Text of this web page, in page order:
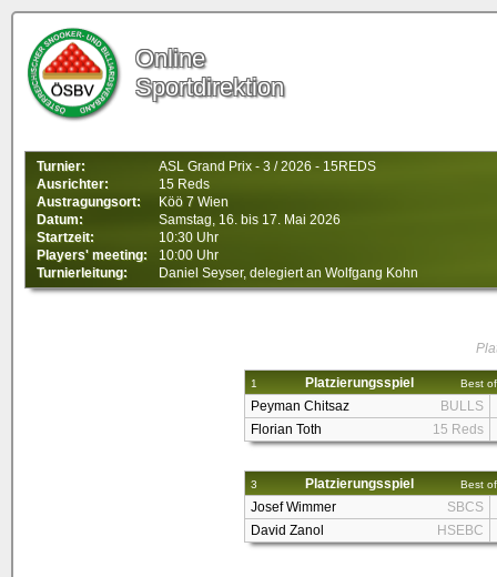
Online
Sportdirektion
Turnier:
ASL Grand Prix - 3 / 2026 - 15REDS
Ausrichter:
15 Reds
Austragungsort:
Köö 7 Wien
Datum:
Samstag, 16. bis 17. Mai 2026
Startzeit:
10:30 Uhr
Players' meeting:
10:00 Uhr
Turnierleitung:
Daniel Seyser, delegiert an Wolfgang Kohn
1 Platzierungsspiel Best
Peyman Chitsaz
BULLS
Florian Toth
15 Reds
3 Platzierungsspiel Best
Josef Wimmer
SBCS
David Zanol
HSEBC